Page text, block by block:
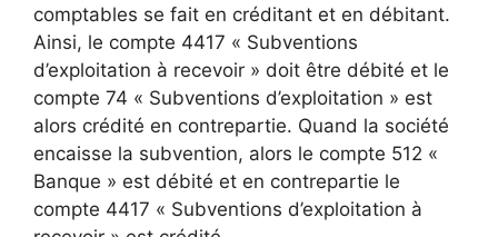
comptables se fait en créditant et en débitant.
Ainsi, le compte 4417 « Subventions
d’exploitation à recevoir » doit être débité et le
compte 74 « Subventions d’exploitation » est
alors crédité en contrepartie. Quand la société
encaisse la subvention, alors le compte 512 «
Banque » est débité et en contrepartie le
compte 4417 « Subventions d’exploitation à